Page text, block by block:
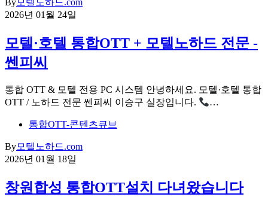
By모텔노하드.com
2026년 01월 24일
모텔·호텔 통합OTT + 모텔노하드 전문 -
쎈피씨
통합 OTT & 모텔 전용 PC 시스템 안녕하세요. 모텔·호텔 통합
OTT / 노하드 전문 쎈피씨 이승구 실장입니다.
…
통합OTT-콘텐츠큐브
By모텔노하드.com
2026년 01월 18일
창원합성 통합OTT설치 다녀왔습니다